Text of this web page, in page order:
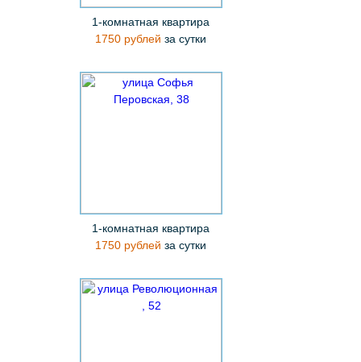
1-комнатная квартира
1750 рублей за сутки
1-комнатная квартира
1750 рублей за сутки